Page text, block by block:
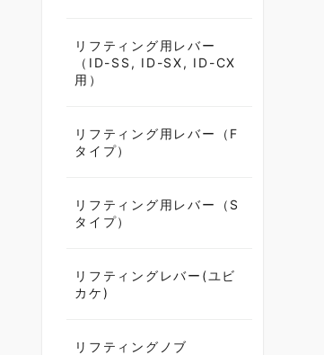
リフティング用レバー
（ID-SS, ID-SX, ID-CX
用）
リフティング用レバー（F
タイプ）
リフティング用レバー（S
タイプ）
リフティングレバー(ユビ
カケ)
リフティングノブ